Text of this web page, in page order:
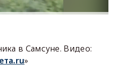
в Самсуне. Видео:
»